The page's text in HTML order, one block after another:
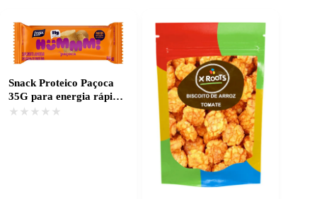
Snack Proteico Paçoca
35G para energia rápida
e sabor irresistível
★★★★★
★★★★★